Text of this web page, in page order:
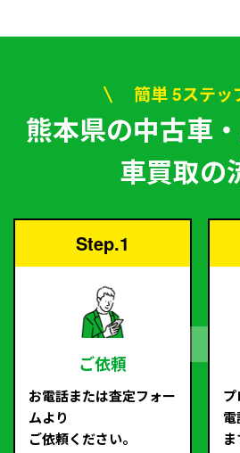
簡単 5ステッ
熊本県の中古車
車買取の
Step.1
ご依頼
お電話または査定フォー
ムより
ご依頼ください。
ま